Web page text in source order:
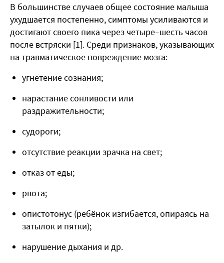
В большинстве случаев общее состояние малыша
ухудшается постепенно, симптомы усиливаются и
достигают своего пика через четыре–шесть часов
после встряски [1]. Среди признаков, указывающих
на травматическое повреждение мозга:
угнетение сознания;
нарастание сонливости или
раздражительности;
судороги;
отсутствие реакции зрачка на свет;
отказ от еды;
рвота;
опистотонус (ребёнок изгибается, опираясь на
затылок и пятки);
нарушение дыхания и др.